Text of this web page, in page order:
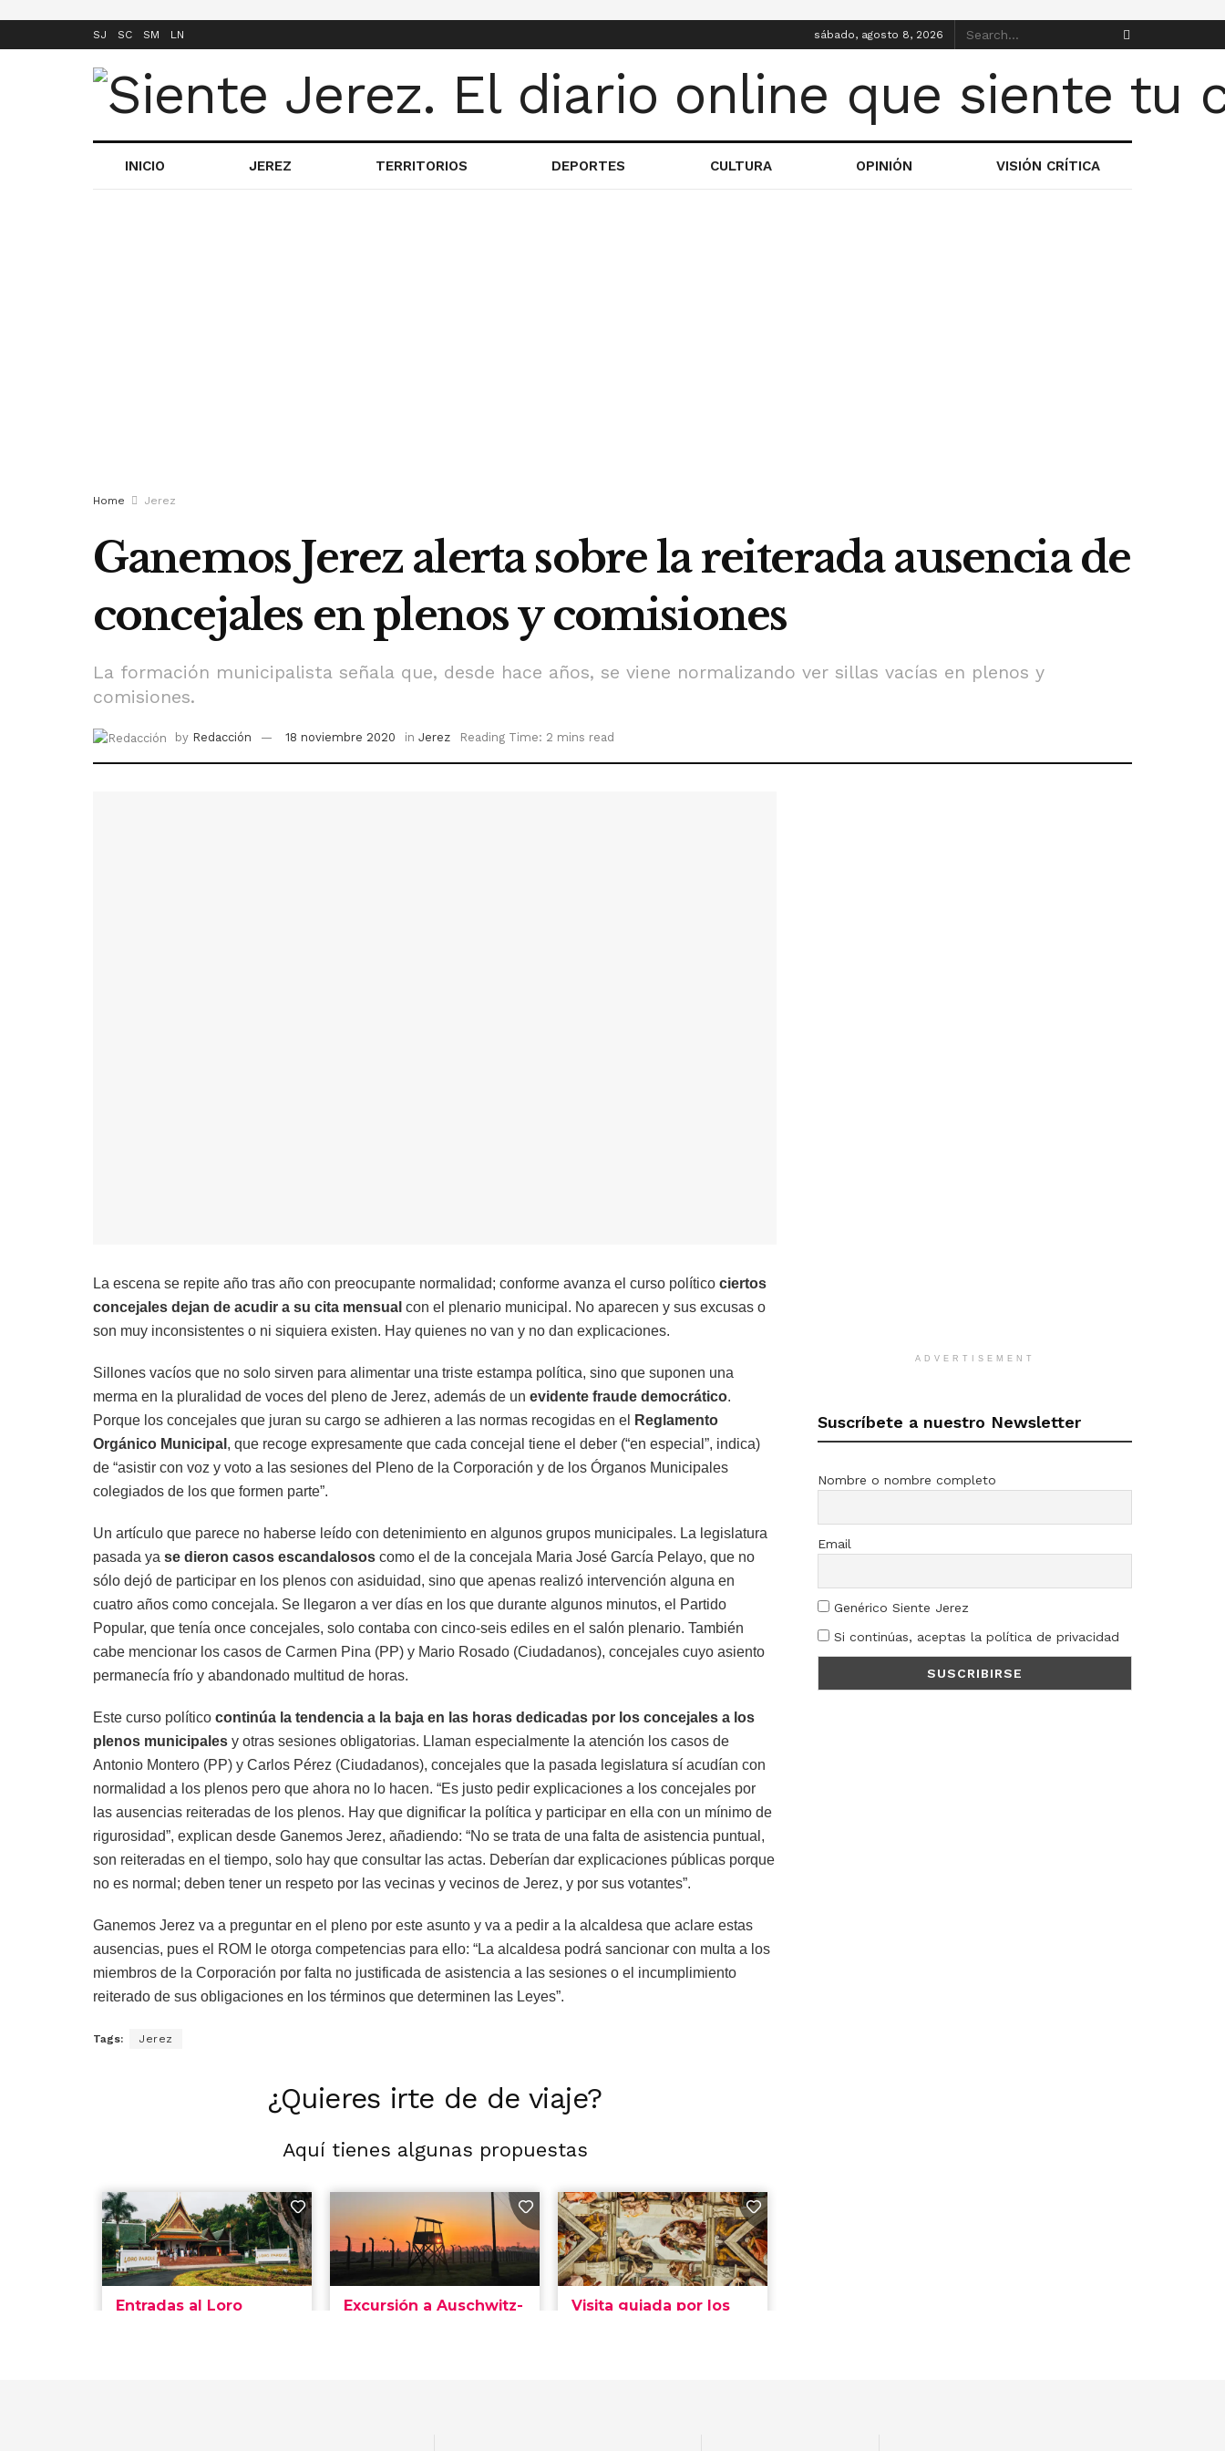
SJ SC SM LN sábado, agosto 8, 2026
INICIO JEREZ TERRITORIOS DEPORTES CULTURA OPINIÓN VISIÓN CRÍTICA
Home Jerez
Ganemos Jerez alerta sobre la reiterada ausencia de
concejales en plenos y comisiones
La formación municipalista señala que, desde hace años, se viene normalizando ver sillas vacías en plenos y
comisiones.
by Redacción 18 noviembre 2020 in Jerez Reading Time: 2 mins read
La escena se repite año tras año con preocupante normalidad; conforme avanza el curso político ciertos
concejales dejan de acudir a su cita mensual con el plenario municipal. No aparecen y sus excusas o
son muy inconsistentes o ni siquiera existen. Hay quienes no van y no dan explicaciones.
Sillones vacíos que no solo sirven para alimentar una triste estampa política, sino que suponen una
merma en la pluralidad de voces del pleno de Jerez, además de un evidente fraude democrático.
Porque los concejales que juran su cargo se adhieren a las normas recogidas en el
Reglamento
Orgánico Municipal , que recoge expresamente que cada concejal tiene el deber (“en especial”, indica)
de “asistir con voz y voto a las sesiones del Pleno de la Corporación y de los Órganos Municipales
colegiados de los que formen parte”.
Un artículo que parece no haberse leído con detenimiento en algunos grupos municipales. La legislatura
pasada ya se dieron casos escandalosos como el de la concejala Maria José García Pelayo, que no
sólo dejó de participar en los plenos con asiduidad, sino que apenas realizó intervención alguna en
cuatro años como concejala. Se llegaron a ver días en los que durante algunos minutos, el Partido
Popular, que tenía once concejales, solo contaba con cinco-seis ediles en el salón plenario. También
cabe mencionar los casos de Carmen Pina (PP) y Mario Rosado (Ciudadanos), concejales cuyo asiento
permanecía frío y abandonado multitud de horas.
Este curso político continúa la tendencia a la baja en las horas dedicadas por los concejales a los
plenos municipales y otras sesiones obligatorias. Llaman especialmente la atención los casos de
Antonio Montero (PP) y Carlos Pérez (Ciudadanos), concejales que la pasada legislatura sí acudían con
normalidad a los plenos pero que ahora no lo hacen. “Es justo pedir explicaciones a los concejales por
las ausencias reiteradas de los plenos. Hay que dignificar la política y participar en ella con un mínimo de
rigurosidad”, explican desde Ganemos Jerez, añadiendo: “No se trata de una falta de asistencia puntual,
son reiteradas en el tiempo, solo hay que consultar las actas. Deberían dar explicaciones públicas porque
no es normal; deben tener un respeto por las vecinas y vecinos de Jerez, y por sus votantes”.
Ganemos Jerez va a preguntar en el pleno por este asunto y va a pedir a la alcaldesa que aclare estas
ausencias, pues el ROM le otorga competencias para ello: “La alcaldesa podrá sancionar con multa a los
miembros de la Corporación por falta no justificada de asistencia a las sesiones o el incumplimiento
reiterado de sus obligaciones en los términos que determinen las Leyes”.
Tags: Jerez
¿Quieres irte de de viaje?
Aquí tienes algunas propuestas
ADVERTISEMENT
Suscríbete a nuestro Newsletter
Nombre o nombre completo
Email
Genérico Siente Jerez
Si continúas, aceptas la política de privacidad